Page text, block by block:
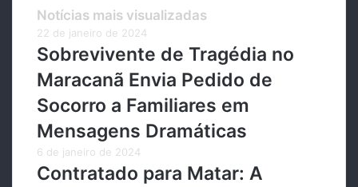
Notícias mais visualizadas
22 de janeiro de 2024
Sobrevivente de Tragédia no
Maracanã Envia Pedido de
Socorro a Familiares em
Mensagens Dramáticas
6 de janeiro de 2024
Contratado para Matar: A